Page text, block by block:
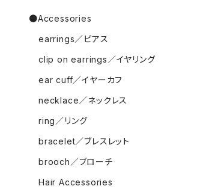
●Accessories
earrings／ピアス
clip on earrings／イヤリング
ear cuff／イヤーカフ
necklace／ネックレス
ring／リング
bracelet／ブレスレット
brooch／ブローチ
Hair Accessories